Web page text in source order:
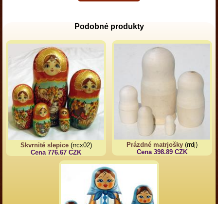
Podobné produkty
Skvrnité slepice(rrcx02)
Cena 776.67 CZK
Prázdné matrjošky(rrdj)
Cena 398.89 CZK